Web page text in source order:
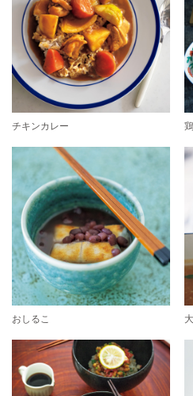
チキンカレー
おしるこ